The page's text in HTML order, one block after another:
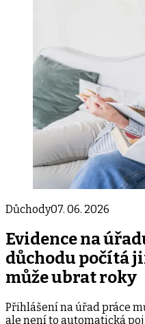
Důchody07. 06. 2026
Evidence na
důchodu počítá
může ubrat roky
Přihlášení na úřad práce
ale není to automatická